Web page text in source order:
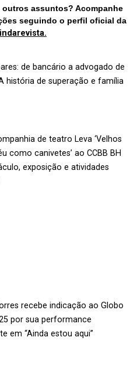
outros assuntos? Acompanhe
seguindo o perfil oficial da
de bancário a advogado de
história de superação e família
de teatro Leva ‘Velhos
como canivetes’ ao CCBB BH
exposição e atividades
recebe indicação ao Globo
por sua performance
em “Ainda estou aqui”